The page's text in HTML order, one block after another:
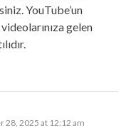
YouTube’un
gelen
28, 2025 at 12:12 am